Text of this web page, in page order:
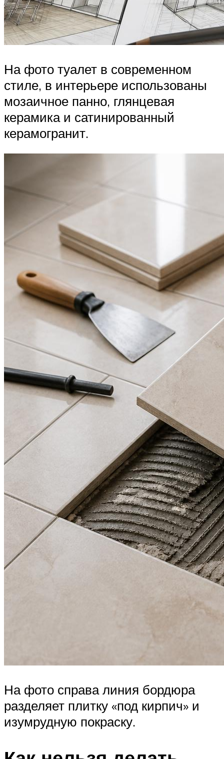
На фото туалет в современном
стиле, в интерьере использованы
мозаичное панно, глянцевая
керамика и сатинированный
керамогранит.
На фото справа линия бордюра
разделяет плитку «под кирпич» и
изумрудную покраску.